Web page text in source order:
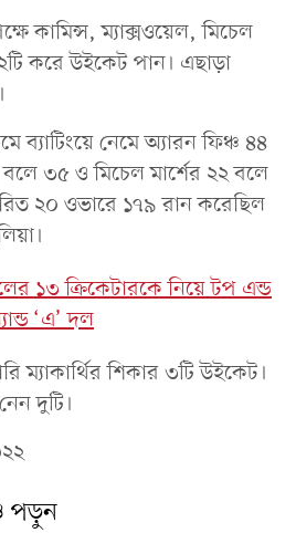
কামিন্স, ম্যাক্সওয়েল, মিচেল
২টি করে উইকেট পান। এছাড়া
ব্যাটিংয়ে নেমে অ্যারন ফিঞ্চ ৪৪
৩৫ ও মিচেল মার্শের ২২ বলে
২০ ওভারে ১৭৯ রান করেছিল
১৩ ক্রিকেটারকে নিয়ে টপ এন্ড
‘এ’ দল
ম্যাকার্থির শিকার ৩টি উইকেট।
দুটি।
পড়ুন